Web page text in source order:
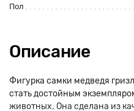
Пол
Описание
Фигурка самки медведя
стать достойным
животных. Она сделана из